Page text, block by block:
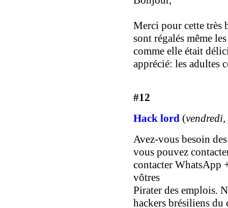
Merci pour cette très
sont régalés même
comme elle était
apprécié: les adultes
#12
Hack lord (
Avez-vous besoin
vous pouvez
contacter WhatsApp
vôtres
Pirater des emplois.
hackers brésiliens du